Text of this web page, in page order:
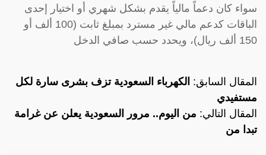
سواء كان دعماً مالياً يقدم بشكل شهري أو اختيار إحدى
الباقات كدعم مالي غير مسترد بمبلغ ثابت (100 ألف أو
150 ألف ريال)، ويحدد حسب صافي الدخل
المقال السابق: الكهرباء السعودية تزف بشرى سارة لكل
مستفيدي
المقال التالي: من اليوم.. مرور السعودية يعلن عن غرامة
تبدا من